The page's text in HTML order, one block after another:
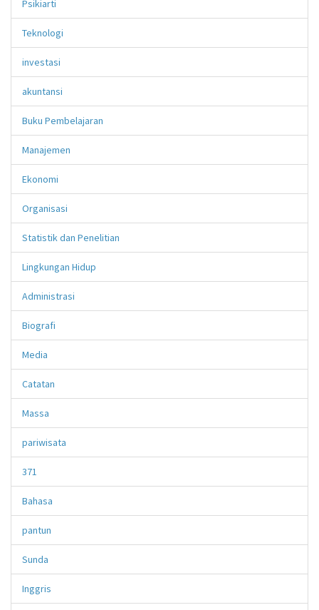
Psikiarti
Teknologi
investasi
akuntansi
Buku Pembelajaran
Manajemen
Ekonomi
Organisasi
Statistik dan Penelitian
Lingkungan Hidup
Administrasi
Biografi
Media
Catatan
Massa
pariwisata
371
Bahasa
pantun
Sunda
Inggris